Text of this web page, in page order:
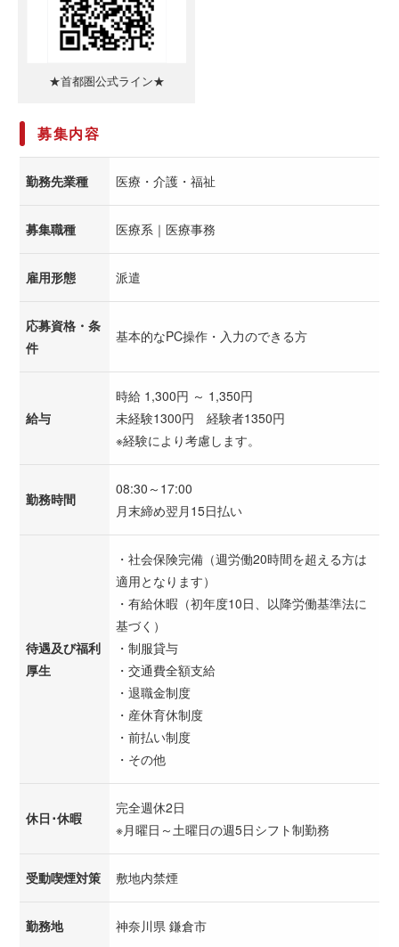
★首都圏公式ライン★
募集内容
勤務先業種 医療・介護・福祉
募集職種 医療系｜医療事務
雇用形態 派遣
応募資格・条
件
基本的なPC操作・入力のできる方
給与
時給 1,300円 ～ 1,350円
未経験1300円 経験者1350円
※経験により考慮します。
勤務時間
08:30～17:00
月末締め翌月15日払い
待遇及び福利
厚生
・社会保険完備（週労働20時間を超える方は
適用となります）
・有給休暇（初年度10日、以降労働基準法に
基づく）
・制服貸与
・交通費全額支給
・退職金制度
・産休育休制度
・前払い制度
・その他
休日･休暇
完全週休2日
※月曜日～土曜日の週5日シフト制勤務
受動喫煙対策 敷地内禁煙
勤務地 神奈川県 鎌倉市